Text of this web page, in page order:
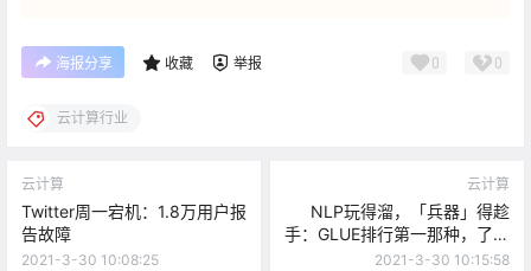
海报分享 收藏 举报 0 0
云计算行业
云计算
Twitter周一宕机：1.8万用户报
告故障
2021-3-30 10:08:25
云计算
NLP玩得溜，「兵器」得趁
手：GLUE排行第一那种，了解
下？
2021-3-30 10:15:58